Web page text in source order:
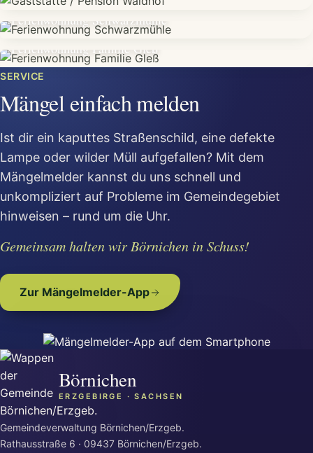
Ferienwohnung Schwarzmühle
Ferienwohnung Familie Gleß
SERVICE
Mängel einfach melden
Ist dir ein kaputtes Straßenschild, eine defekte
Lampe oder wilder Müll aufgefallen? Mit dem
Mängelmelder kannst du uns schnell und
unkompliziert auf Probleme im Gemeindegebiet
hinweisen – rund um die Uhr.
Gemeinsam halten wir Börnichen in Schuss!
Zur Mängelmelder-App
Börnichen
ERZGEBIRGE · SACHSEN
Gemeindeverwaltung Börnichen/Erzgeb.
Rathausstraße 6 · 09437 Börnichen/Erzgeb.